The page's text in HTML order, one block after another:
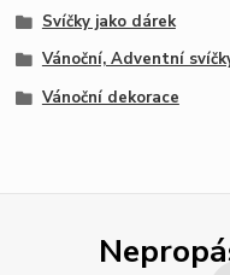
Svíčky jako dárek
Vánoční, Adventní
Vánoční dekorace